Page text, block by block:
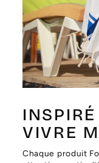
INSPIRÉ
VIVRE
Chaque produit